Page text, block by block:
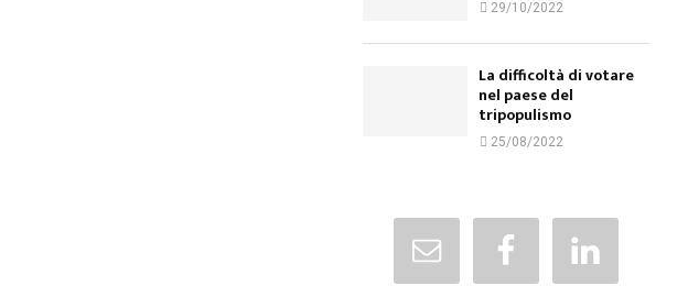
29/10/2022
La difficoltà di votare
nel paese del
tripopulismo
25/08/2022